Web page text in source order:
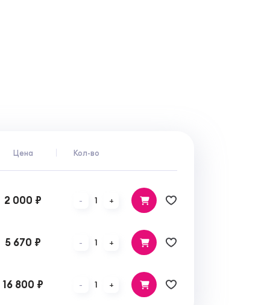
Цена Кол-во
2 000 ₽ - 1 +
5 670 ₽ - 1 +
16 800 ₽ - 1 +